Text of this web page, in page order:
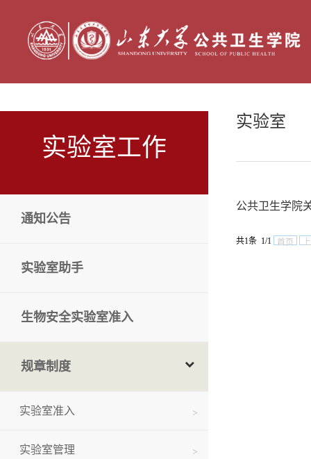
实验室工作
通知公告
实验室助手
生物安全实验室准入
规章制度
实验室准入
实验室管理
实验室
公共卫生学院
共1条 1/1 首页